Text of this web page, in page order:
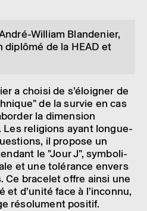
William Blan­de­nier,
de la HEAD et
a choisi de s’éloi­gner de
de la survie en cas
la dimen­sion
Les reli­gions ayant longue­
il propose un
le "Jour J", symbo­li­
et une tolé­rance envers
Ce brace­let offre ainsi une
d’unité face à l’in­connu,
réso­lu­ment posi­tif.